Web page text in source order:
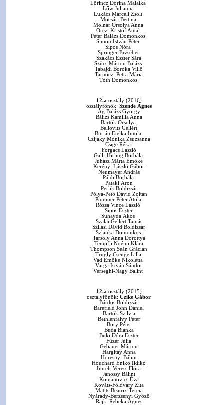
Lőrincz Dorina Malaika
Lőw Julianna
Lukács Marcell Zsolt
Mocsári Bettina
Molnár Orsolya Anna
Orczi Kristóf Antal
Péter Balázs Domonkos
Simon István Péter
Sipos Nóra
Springer Erzsébet
Szakács Eszter Sára
Szűcs Márton Balázs
Tabajdi Boróka Villő
Tarnóczi Petra Mária
Tóth Domonkos
12.a osztály (2016)
osztályfőnök: Szende Ágnes
Ág Balázs György
Bálizs Kamilla Anna
Bartók Orsolya
Bellovits Gellért
Burián Etelka Imola
Czijáky Mónika Zsuzsanna
Csige Réka
Forgács László
Galli-Hirling Borbála
Juhász Márta Emőke
Kerényi László Gábor
Neumayer András
Páldi Borbála
Pataki Áron
Perlik Boldizsár
Pólya-Pető Dávid Zoltán
Pummer Péter Attila
Rózsa Vince László
Sipos Eszter
Suhayda Ákos
Szalai Gellért Tamás
Szilasi Dávid Boldizsár
Szlanka Domonkos
Tarsoly Anna Dorottya
Tempfli Noémi Klára
Thompson Seán Grácián
Trugly Csenge Lilla
Vad Emőke Nikoletta
Varga István Sándor
Verseghi-Nagy Bálint
12.a osztály (2015)
osztályfőnök: Czike Gábor
Bárdos Boldizsár
Barefield John Dániel
Bartók Szilvia
Bethlenfalvy Péter
Bory Péter
Buda Bianka
Büki Dóra Eszter
Füzér Júlia
Gebauer Márton
Hargitay Anna
Horesnyi Bálint
Houchard Enikő Ildikó
Imreh-Veress Flóra
Jánossy Bálint
Komanovics Éva
Kováts-Földváry Zita
Matits Beatrix Tercia
Nyárády-Berzsenyi Győző
Rajki Rebeka Ágnes